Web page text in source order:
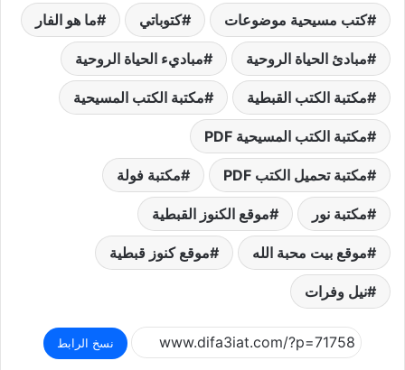
كتب مسيحية موضوعات كتوباتي ما هو الفار
مبادئ الحياة الروحية مباديء الحياة الروحية
مكتبة الكتب القبطية مكتبة الكتب المسيحية
مكتبة الكتب المسيحية PDF
مكتبة تحميل الكتب PDF مكتبة فولة
مكتبة نور موقع الكنوز القبطية
موقع بيت محبة الله موقع كنوز قبطية
نيل وفرات
نسخ الرابط